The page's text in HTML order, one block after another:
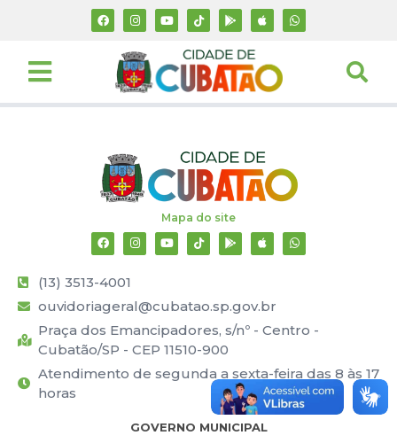
Mapa do site
(13) 3513-4001
ouvidoriageral@cubatao.sp.gov.br
Praça dos Emancipadores, s/nº - Centro -
Cubatão/SP - CEP 11510-900
Atendimento de segunda a sexta-feira das 8 às 17
horas
GOVERNO MUNICIPAL